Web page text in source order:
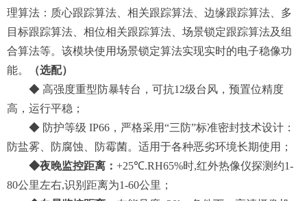
理算法：质心跟踪算法、相关跟踪算法、边缘跟踪算法、多
目标跟踪算法、相位相关跟踪算法、场景锁定跟踪算法及组
合算法等。该模块使用场景锁定算法实现实时的电子稳像功
能。
（选配）
◆ 高强度重型防暴转台，可抗12级台风，预置位精度
高，运行平稳 ；
◆ 防护等级 IP66，严格采用“三防”标准密封技术设计：
防盐雾、防腐蚀、防霉菌。适用于各种恶劣环境长期使用；
◆夜晚监控距离： +25℃.RH65%时,红外热像仪探测约1-
80公里左右,识别距离为1-60公里；